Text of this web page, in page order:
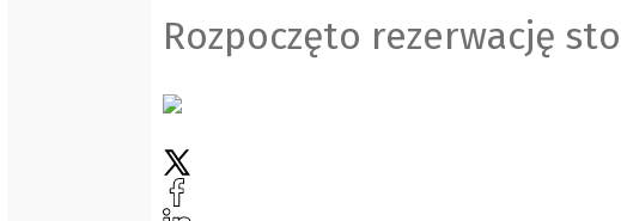
Rozpoczęto rezerwację